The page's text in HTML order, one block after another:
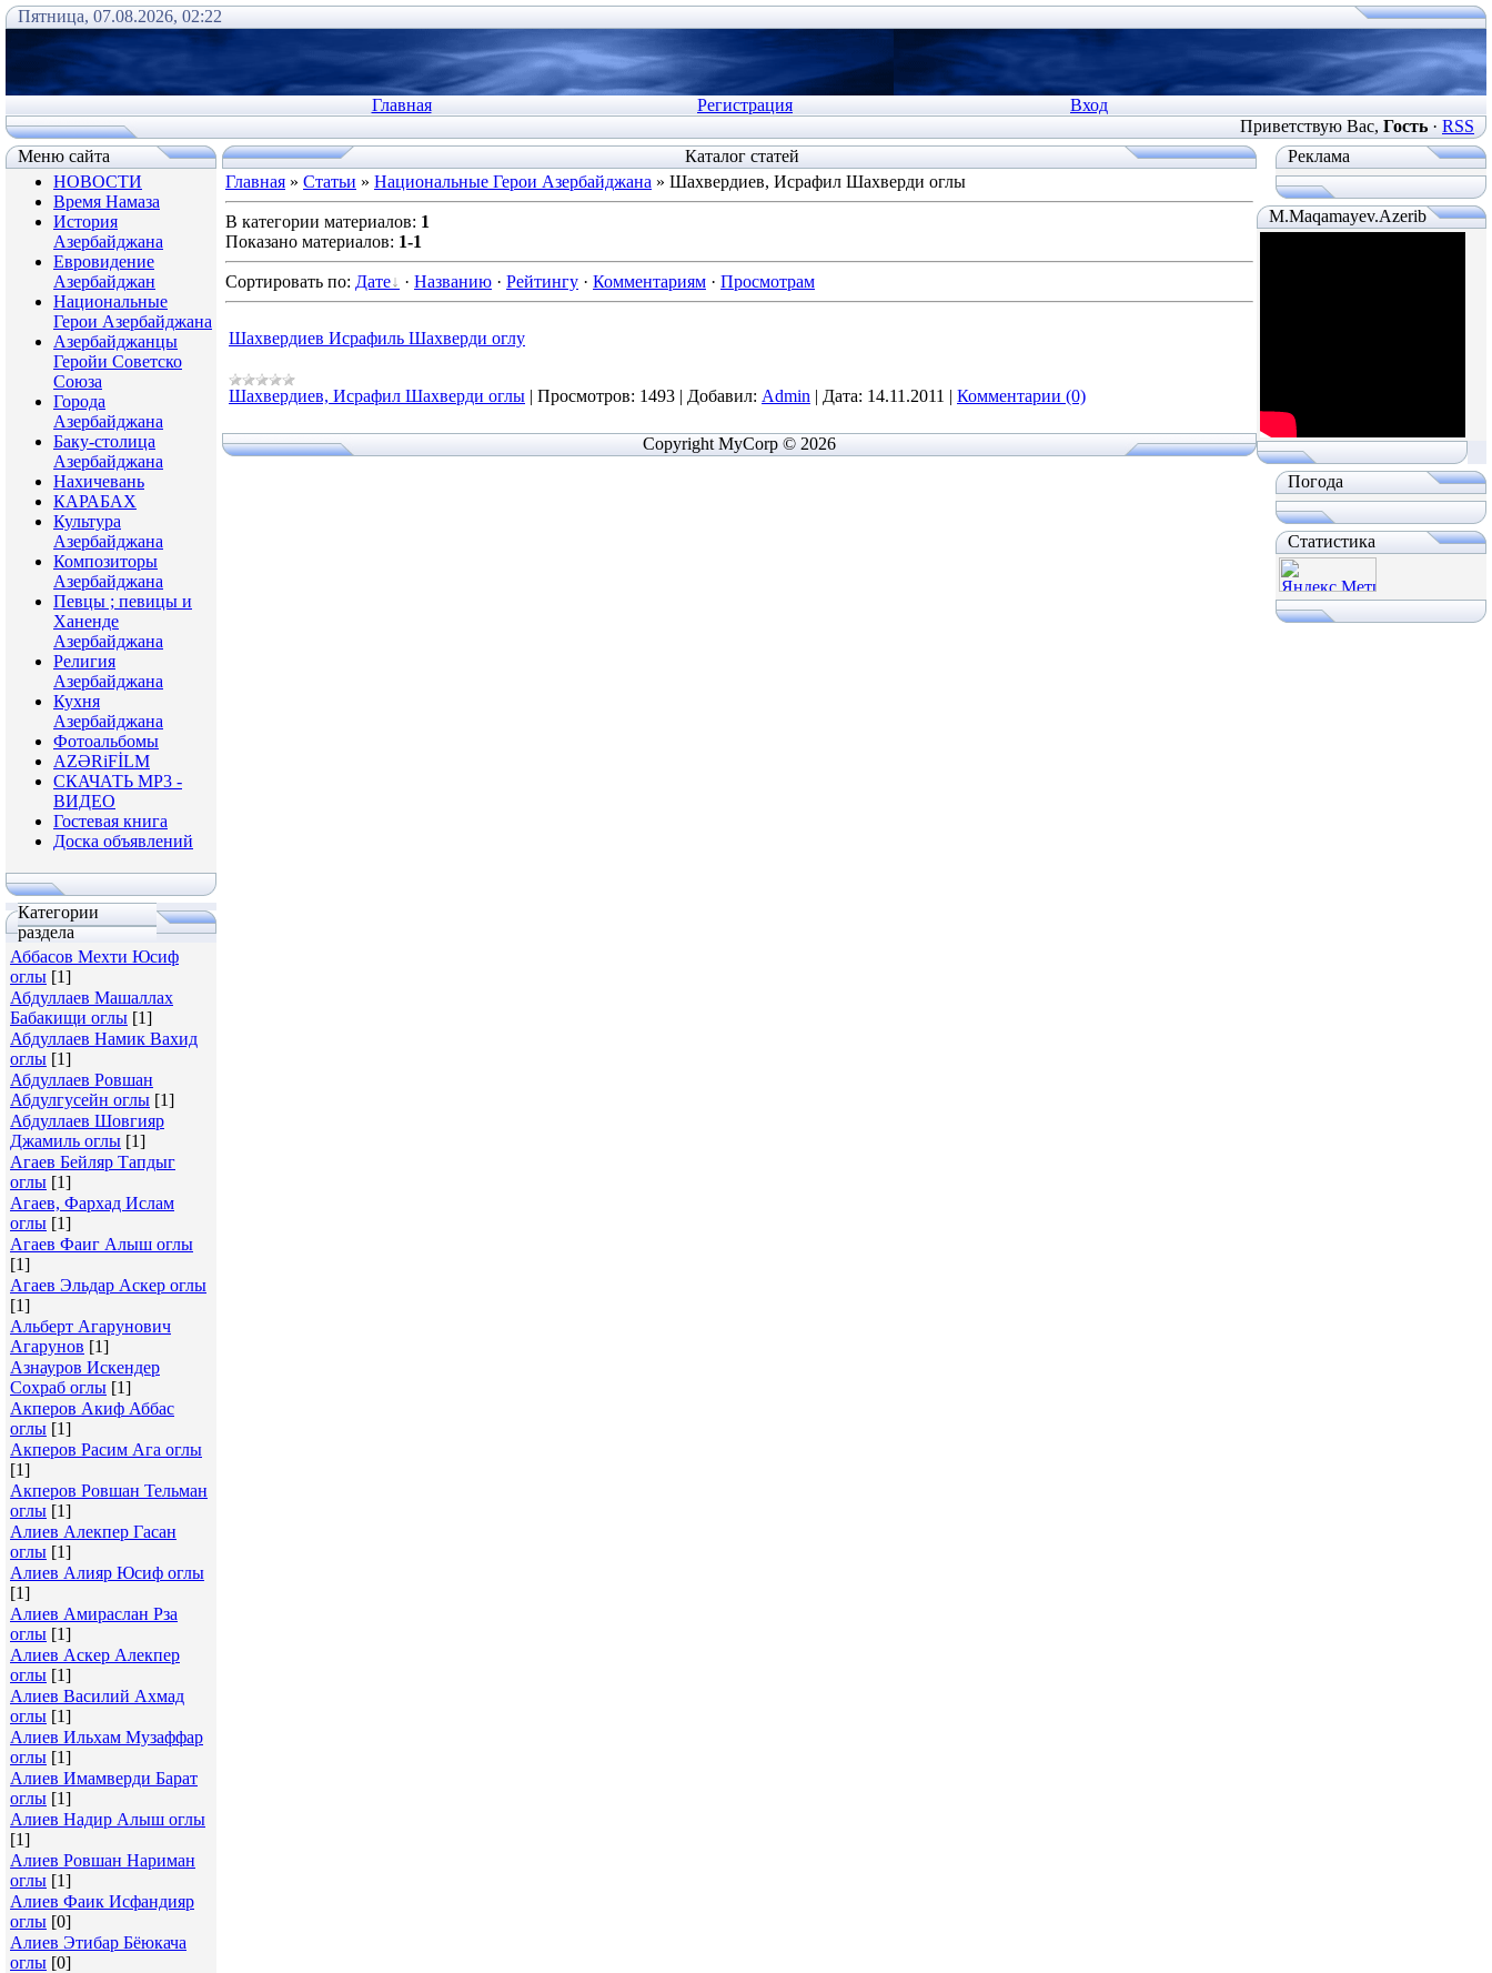
Пятница, 07.08.2026, 02:22
Главная Регистрация
Вход
Приветствую Вас, Гость· RSS
Меню сайта
НОВОСТИ
Время Намаза
История
Азербайджана
Евровидение
Азербайджан
Национальные
Герои Азербайджана
Азербайджанцы
Геройи Советско
Союза
Города
Азербайджана
Баку-столица
Азербайджана
Нахичевань
КАРАБАХ
Культура
Азербайджана
Композиторы
Азербайджана
Певцы ; певицы и
Ханенде
Азербайджана
Религия
Азербайджана
Кухня
Азербайджана
Фотоальбомы
AZƏRiFİLM
СКАЧАТЬ МР3 -
ВИДЕО
Гостевая книга
Доска объявлений
Категории
раздела
Аббасов Мехти Юсиф
оглы [1]
Абдуллаев Машаллах
Бабакищи оглы [1]
Абдуллаев Намик Вахид
оглы [1]
Абдуллаев Ровшан
Абдулгусейн оглы [1]
Абдуллаев Шовгияр
Джамиль оглы [1]
Агаев Бейляр Тапдыг
оглы [1]
Агаев, Фархад Ислам
оглы [1]
Агаев Фаиг Алыш оглы
[1]
Агаев Эльдар Аскер оглы
[1]
Альберт Агарунович
Агарунов [1]
Азнауров Искендер
Сохраб оглы [1]
Акперов Акиф Аббас
оглы [1]
Акперов Расим Ага оглы
[1]
Акперов Ровшан Тельман
оглы [1]
Алиев Алекпер Гасан
оглы [1]
Алиев Алияр Юсиф оглы
[1]
Алиев Амираслан Рза
оглы [1]
Алиев Аскер Алекпер
оглы [1]
Алиев Василий Ахмад
оглы [1]
Алиев Ильхам Музаффар
оглы [1]
Алиев Имамверди Барат
оглы [1]
Алиев Надир Алыш оглы
[1]
Алиев Ровшан Нариман
оглы [1]
Алиев Фаик Исфандияр
оглы [0]
Алиев Этибар Бёюкача
оглы [0]
Каталог статей
Главная » Статьи » Национальные Герои Азербайджана » Шахвердиев, Исрафил Шахверди оглы
В категории материалов: 1
Показано материалов: 1-1
Сортировать по: Дате · Названию · Рейтингу · Комментариям · Просмотрам
Шахвердиев Исрафиль Шахверди оглу
Шахвердиев, Исрафил Шахверди оглы | Просмотров: 1493 | Добавил: Admin | Дата: 14.11.2011 | Комментарии (0)
Copyright MyCorp © 2026
Реклама
M.Maqamayev.Azerib
Погода
Статистика